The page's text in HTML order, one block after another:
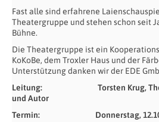
Fast alle sind erfahrene
Theatergruppe und stehen schon seit
Bühne.
Die Theatergruppe ist ein
KoKoBe, dem Troxler Haus und der
Unterstützung danken wir der EDE
Leitung: Torsten Krug,
und Autor
Termin: Donnerstag,